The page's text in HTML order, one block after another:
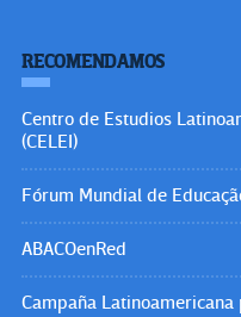
RECOMENDAMOS
Centro de Estudios
(CELEI)
Fórum Mundial de
ABACOenRed
Campaña